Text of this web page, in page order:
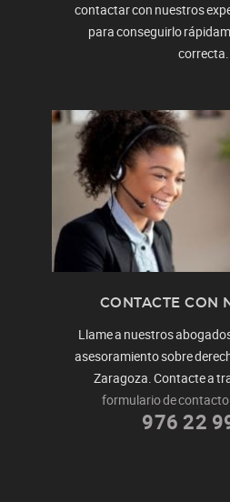
contactar con nuestros
para conseguirlo
correcta.
CONTACTE CON
Llame a nuestros
asesoramiento sobre
Zaragoza. Contacte a
formulario de contacto
976 22